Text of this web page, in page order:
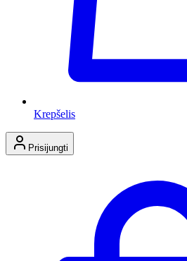
Krepšelis
Prisijungti